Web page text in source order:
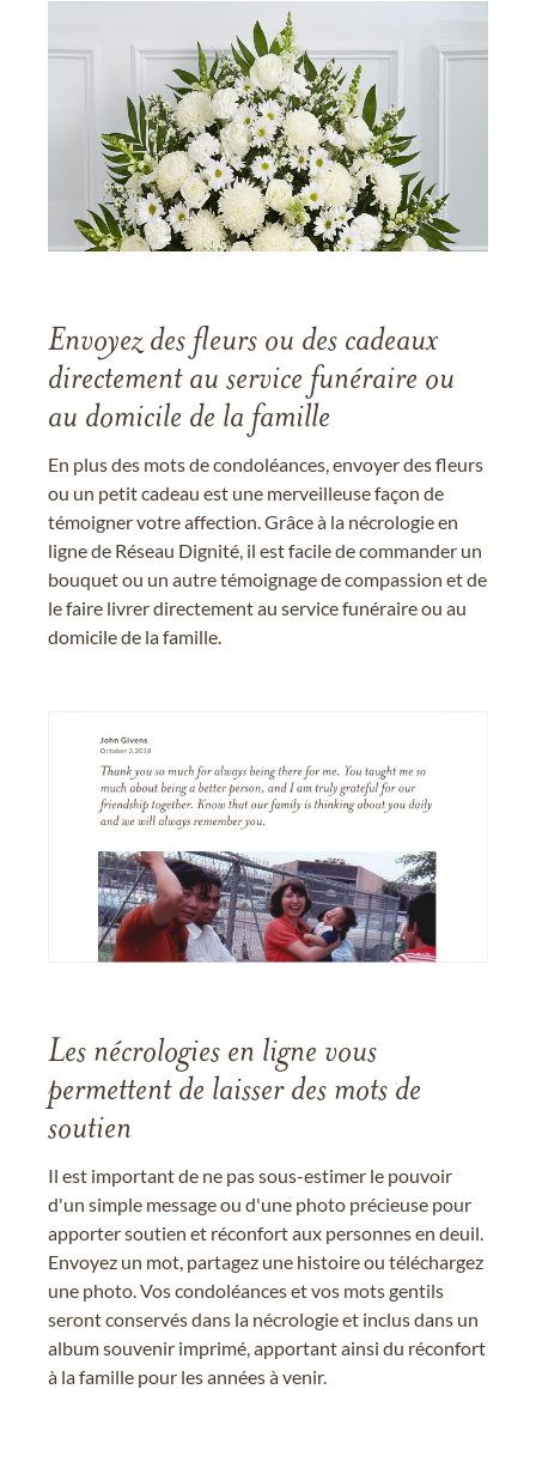
Envoyez des fleurs ou des cadeaux
directement au service funéraire ou
au domicile de la famille
En plus des mots de condoléances, envoyer des fleurs
ou un petit cadeau est une merveilleuse façon de
témoigner votre affection. Grâce à la nécrologie en
ligne de Réseau Dignité, il est facile de commander un
bouquet ou un autre témoignage de compassion et de
le faire livrer directement au service funéraire ou au
domicile de la famille.
Les nécrologies en ligne vous
permettent de laisser des mots de
soutien
Il est important de ne pas sous-estimer le pouvoir
d'un simple message ou d'une photo précieuse pour
apporter soutien et réconfort aux personnes en deuil.
Envoyez un mot, partagez une histoire ou téléchargez
une photo. Vos condoléances et vos mots gentils
seront conservés dans la nécrologie et inclus dans un
album souvenir imprimé, apportant ainsi du réconfort
à la famille pour les années à venir.